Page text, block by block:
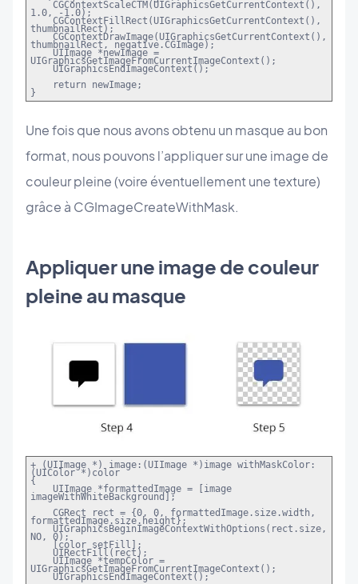
CGContextScaleCTM(UIGraphicsGetCurrentContext(),
1.0, -1.0);
CGContextFillRect(UIGraphicsGetCurrentContext(),
thumbnailRect);
CGContextDrawImage(UIGraphicsGetCurrentContext(),
thumbnailRect, negative.CGImage);
UIImage *newImage =
UIGraphicsGetImageFromCurrentImageContext();
UIGraphicsEndImageContext();
return newImage;
}
Une fois que nous avons obtenu un masque au bon
format, nous pouvons l’appliquer sur une image de
couleur pleine (voire éventuellement une texture)
grâce à CGImageCreateWithMask.
Appliquer une image de couleur
pleine au masque
+ (UIImage *) image:(UIImage *)image withMaskColor:
(UIColor *)color
{
UIImage *formattedImage = [image
imageWithWhiteBackground];
CGRect rect = {0, 0, formattedImage.size.width,
formattedImage.size.height};
UIGraphicsBeginImageContextWithOptions(rect.size,
NO, 0);
[color setFill];
UIRectFill(rect);
UIImage *tempColor =
UIGraphicsGetImageFromCurrentImageContext();
UIGraphicsEndImageContext();